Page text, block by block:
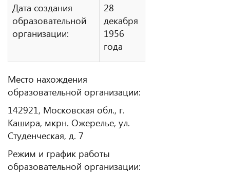
Дата создания
образовательной
организации:
28
декабря
1956
года
Место нахождения
образовательной организации:
142921, Московская обл., г.
Кашира, мкрн. Ожерелье, ул.
Студенческая, д. 7
Режим и график работы
образовательной организации: